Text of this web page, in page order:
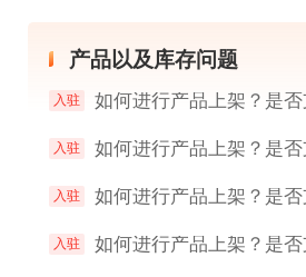
产品以及库存问题
入驻 如何进行产品上架？是否
入驻 如何进行产品上架？是
入驻 如何进行产品上架？是
入驻 如何进行产品上架？是否